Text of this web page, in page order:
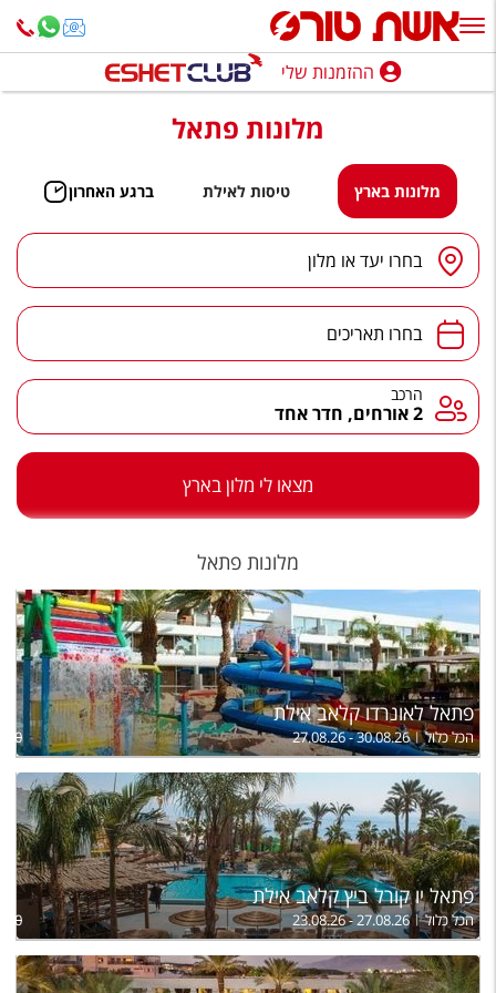
ההזמנות שלי
חופשה לפי סגנון
מלונות באילת
טיולים מאורגנים
סגנונות טיול
הרגע האחרון
Русский
קרוז
מגזין אשת
שירות לקוחות
טופס צור קשר
תקנון
נגישות
עקבו אחרינו
ההזמנות שלי
מלונות פתאל
מלונות בארץ טיסות לאילת ברגע האחרון
יעד/מלון בחרו יעד או מלון
תאריכים בחרו תאריכים
הרכב הרכב
2 אורחים, חדר אחד
מצאו לי מלון בארץ
מלונות פתאל
פתאל לאונרדו קלאב אילת
הכל כלול 27.08.26 - 30.08.26
פתאל יו קורל ביץ קלאב אילת
הכל כלול 23.08.26 - 27.08.26